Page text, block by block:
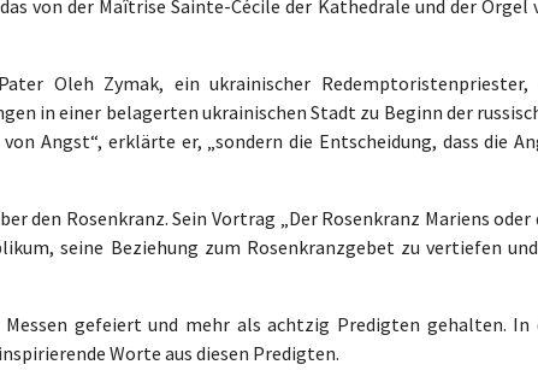
von der Maîtrise Sainte-Cécile der Kathedrale und der Orgel
Oleh Zymak, ein ukrainischer Redemptoristenpriester,
in einer belagerten ukrainischen Stadt zu Beginn der
Angst“, erklärte er, „sondern die Entscheidung, dass die
den Rosenkranz. Sein Vortrag „Der Rosenkranz Mariens oder
seine Beziehung zum Rosenkranzgebet zu vertiefen
gefeiert und mehr als achtzig Predigten gehalten. In
Worte aus diesen Predigten.